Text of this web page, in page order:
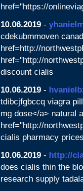
href="https://
10.06.2019 -
cdekubmmoven
href=http://
href="http://
discount cialis
10.06.2019 -
tdibcjfgbccq viagra
mg dose</a> natural
href="http://
cialis pharmacy
10.06.2019 - http://
does cialis thin the
research supply